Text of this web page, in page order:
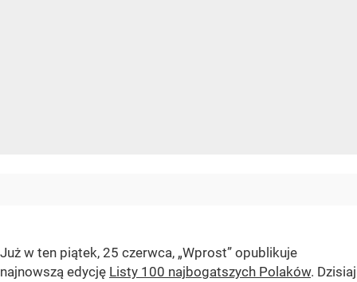
Już w ten piątek, 25 czerwca, „Wprost” opublikuje
najnowszą edycję Listy 100 najbogatszych Polaków. Dzisiaj